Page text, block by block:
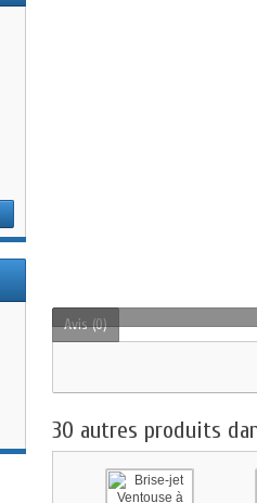
Avis (0)
30 autres produits